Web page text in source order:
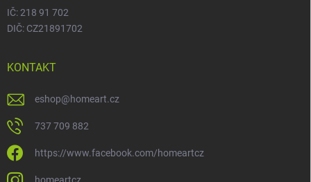
IČ: 218 91 702
DIČ: CZ21891702
KONTAKT
eshop@homeart.cz
737 709 882
https://www.facebook.com/homeartcz